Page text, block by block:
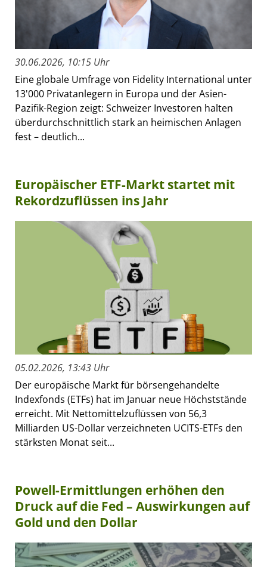
30.06.2026, 10:15 Uhr
Eine globale Umfrage von Fidelity International unter
13'000 Privatanlegern in Europa und der Asien-
Pazifik-Region zeigt: Schweizer Investoren halten
überdurchschnittlich stark an heimischen Anlagen
fest – deutlich...
Europäischer ETF-Markt startet mit
Rekordzuflüssen ins Jahr
05.02.2026, 13:43 Uhr
Der europäische Markt für börsengehandelte
Indexfonds (ETFs) hat im Januar neue Höchststände
erreicht. Mit Nettomittelzuflüssen von 56,3
Milliarden US-Dollar verzeichneten UCITS-ETFs den
stärksten Monat seit...
Powell-Ermittlungen erhöhen den
Druck auf die Fed – Auswirkungen auf
Gold und den Dollar